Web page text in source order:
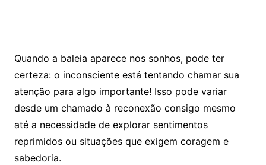
Quando a baleia aparece nos sonhos, pode ter
certeza: o inconsciente está tentando chamar sua
atenção para algo importante! Isso pode variar
desde um chamado à reconexão consigo mesmo
até a necessidade de explorar sentimentos
reprimidos ou situações que exigem coragem e
sabedoria.